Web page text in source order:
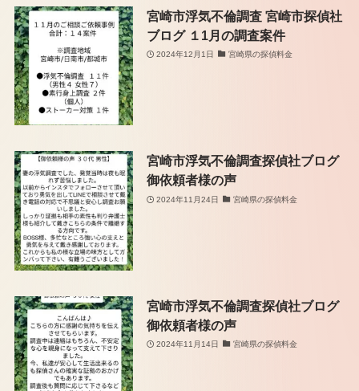
宮崎市浮気不倫調査 宮崎市探偵社
ブログ １1月の調査案件
2024年12月1日 宮崎県の探偵料金
宮崎市浮気不倫調査探偵社ブログ
御依頼者様の声
2024年11月24日 宮崎県の探偵料金
宮崎市浮気不倫調査探偵社ブログ
御依頼者様の声
2024年11月14日 宮崎県の探偵料金